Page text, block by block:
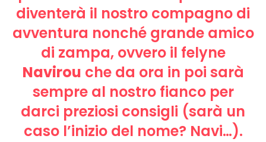
diventerà il nostro compagno di
avventura nonché grande amico
di zampa, ovvero il felyne
Navirou che da ora in poi sarà
sempre al nostro fianco per
darci preziosi consigli (sarà un
caso l’inizio del nome? Navi…).